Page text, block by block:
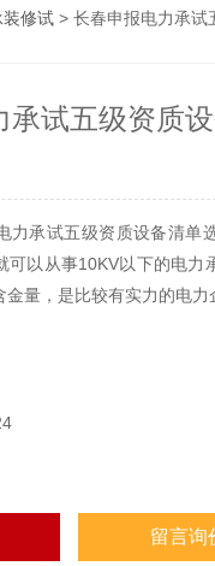
装修试 > 长春申报电力承试
承试五级资质
力承试五级资质设备清单
可以从事10KV以下的电力
量，是比较有实力的电力
留言询